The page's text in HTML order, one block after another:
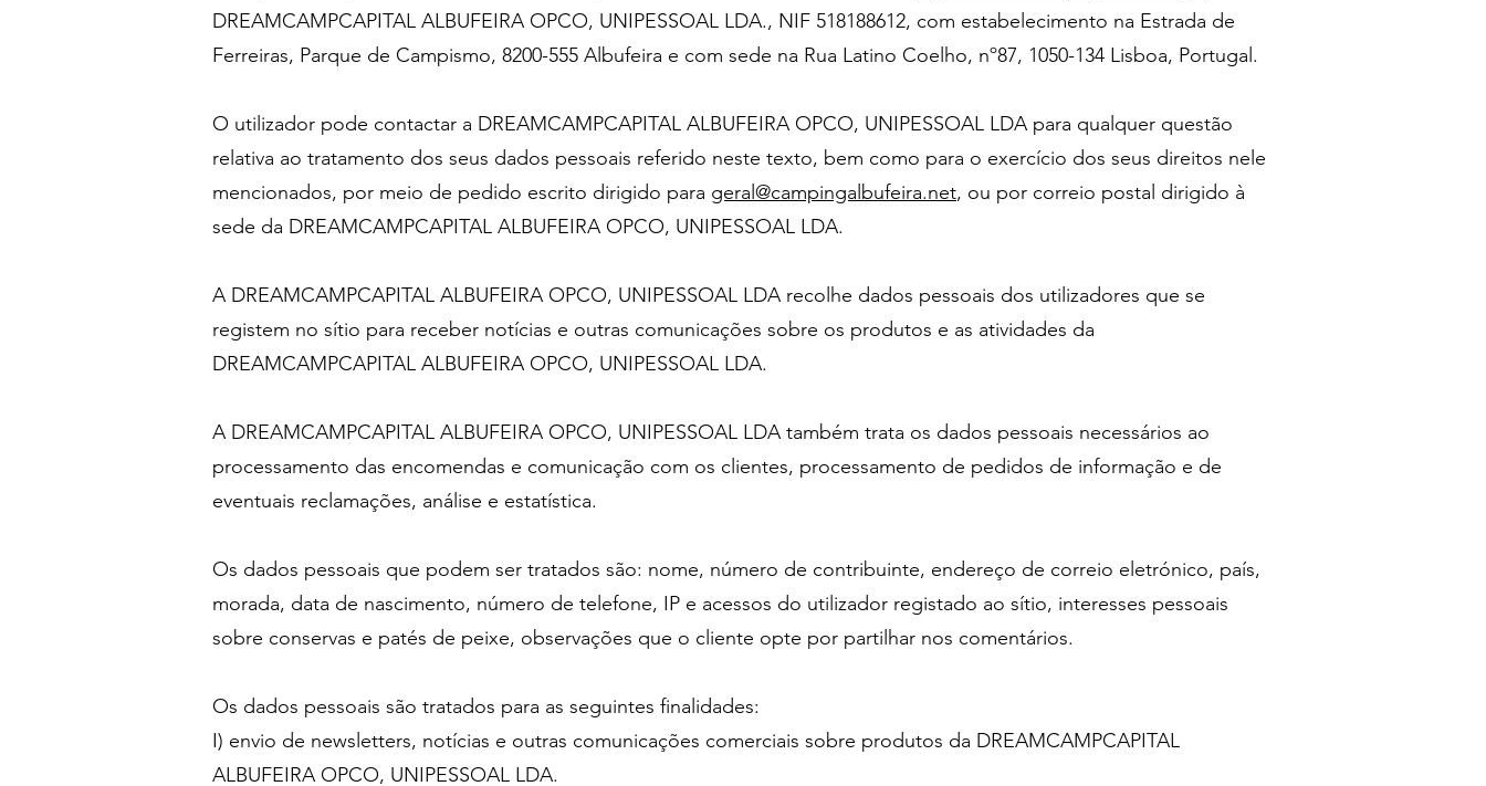
DREAMCAMPCAPITAL ALBUFEIRA OPCO, UNIPESSOAL LDA., NIF 518188612, com estabelecimento na Estrada de
Ferreiras, Parque de Campismo, 8200-555 Albufeira e com sede na Rua Latino Coelho, nº87, 1050-134 Lisboa, Portugal.
O utilizador pode contactar a DREAMCAMPCAPITAL ALBUFEIRA OPCO, UNIPESSOAL LDA para qualquer questão
relativa ao tratamento dos seus dados pessoais referido neste texto, bem como para o exercício dos seus direitos nele
mencionados, por meio de pedido escrito dirigido para geral@campingalbufeira.net, ou por correio postal dirigido à
sede da DREAMCAMPCAPITAL ALBUFEIRA OPCO, UNIPESSOAL LDA.
A DREAMCAMPCAPITAL ALBUFEIRA OPCO, UNIPESSOAL LDA recolhe dados pessoais dos utilizadores que se
registem no sítio para receber notícias e outras comunicações sobre os produtos e as atividades da
DREAMCAMPCAPITAL ALBUFEIRA OPCO, UNIPESSOAL LDA.
A DREAMCAMPCAPITAL ALBUFEIRA OPCO, UNIPESSOAL LDA também trata os dados pessoais necessários ao
processamento das encomendas e comunicação com os clientes, processamento de pedidos de informação e de
eventuais reclamações, análise e estatística.
Os dados pessoais que podem ser tratados são: nome, número de contribuinte, endereço de correio eletrónico, país,
morada, data de nascimento, número de telefone, IP e acessos do utilizador registado ao sítio, interesses pessoais
sobre conservas e patés de peixe, observações que o cliente opte por partilhar nos comentários.
Os dados pessoais são tratados para as seguintes finalidades:
I) envio de newsletters, notícias e outras comunicações comerciais sobre produtos da DREAMCAMPCAPITAL
ALBUFEIRA OPCO, UNIPESSOAL LDA.